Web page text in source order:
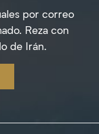
por correo
Reza con
de Irán.